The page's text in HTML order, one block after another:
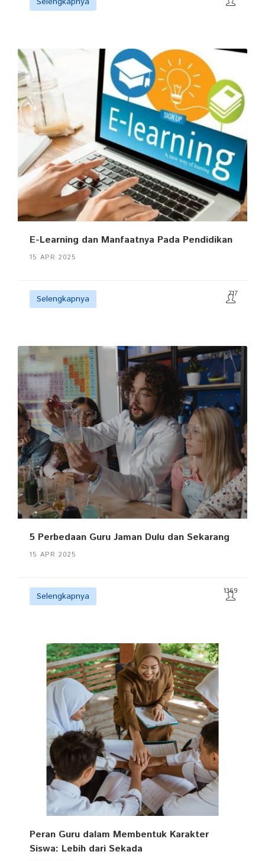
E-Learning dan Manfaatnya Pada Pendidikan
15 APR 2025
Selengkapnya 717
5 Perbedaan Guru Jaman Dulu dan Sekarang
15 APR 2025
Selengkapnya 1369
Peran Guru dalam Membentuk Karakter
Siswa: Lebih dari Sekada